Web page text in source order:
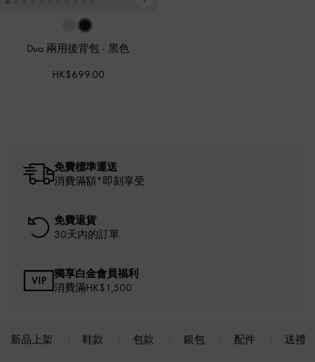
Duo 兩用後背包 -黑色
HK$699.00
免費標準運送
消費滿額*即刻享受
免費退貨
30天內的訂單
獨享白金會員福利
消費滿HK$1,500
新品上架 鞋款 包款 銀包 配件 送禮